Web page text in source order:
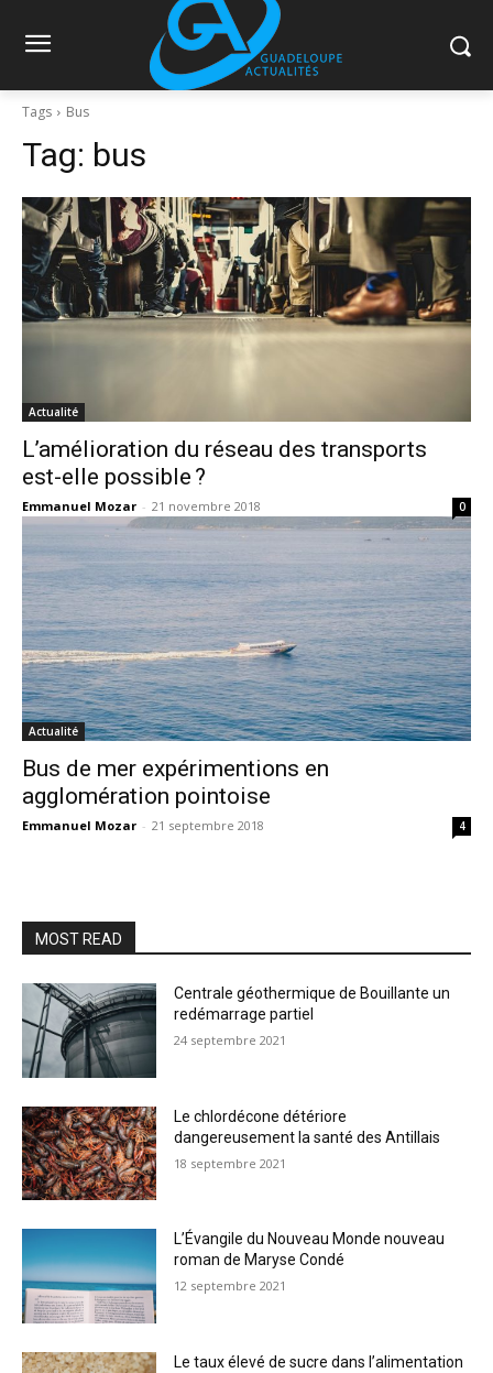
Tags Bus
Tag: bus
Actualité
L’amélioration du réseau des transports
est-elle possible ?
Emmanuel Mozar - 21 novembre 2018 0
Actualité
Bus de mer expérimentions en
agglomération pointoise
Emmanuel Mozar - 21 septembre 2018 4
MOST READ
Centrale géothermique de Bouillante un
redémarrage partiel
24 septembre 2021
Le chlordécone détériore
dangereusement la santé des Antillais
18 septembre 2021
L’Évangile du Nouveau Monde nouveau
roman de Maryse Condé
12 septembre 2021
Le taux élevé de sucre dans l’alimentation